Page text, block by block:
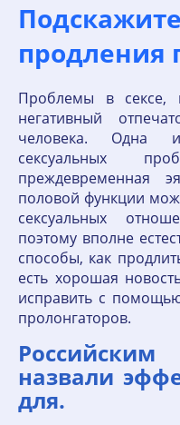
продления
Проблемы в сексе,
негативный
человека. Одна
сексуальных
преждевременная
половой функции
сексуальных
поэтому вполне
способы, как
есть хорошая
исправить с
пролонгаторов.
назвали
для.